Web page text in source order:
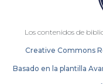
Los contenidos de
Creative Commons
Basado en la plantilla